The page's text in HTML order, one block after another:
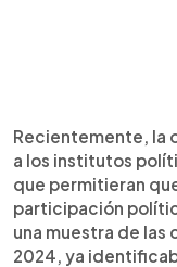
Recientemente, la
a los institutos
que permitieran
participación
una muestra de
2024, ya